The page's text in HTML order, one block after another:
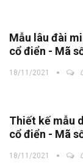
Mẫu lâu đài
cổ điển - Mã
18/11/2021
Thiết kế mẫu
cổ điển - Mã
18/11/2021